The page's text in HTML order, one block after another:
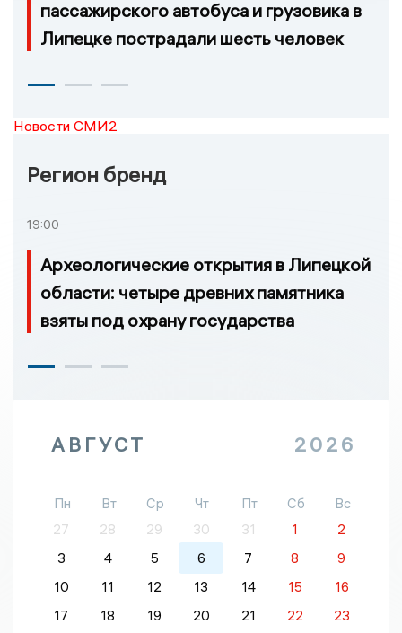
пассажирского автобуса и грузовика в
Липецке пострадали шесть человек
Новости СМИ2
Регион бренд
19:00
Археологические открытия в Липецкой
области: четыре древних памятника
взяты под охрану государства
АВГУСТ 2026
Пн Вт Ср Чт Пт Сб
Вс
27
28 29 30 31 1
2
3
4 5 6 7 8
9
10
11 12 13 14 15
16
17
18 19 20 21 22
23